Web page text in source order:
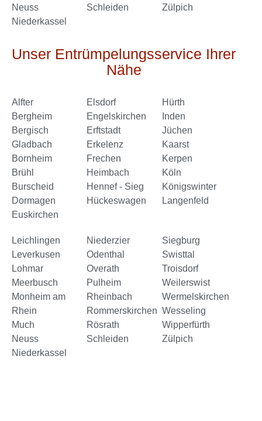
Neuss
Niederkassel
Schleiden
Zülpich
Unser Entrümpelungsservice Ihrer
Nähe
Alfter
Bergheim
Bergisch
Gladbach
Bornheim
Brühl
Burscheid
Dormagen
Euskirchen
Elsdorf
Engelskirchen
Erftstadt
Erkelenz
Frechen
Heimbach
Hennef - Sieg
Hückeswagen
Hürth
Inden
Jüchen
Kaarst
Kerpen
Köln
Königswinter
Langenfeld
Leichlingen
Leverkusen
Lohmar
Meerbusch
Monheim am
Rhein
Much
Neuss
Niederkassel
Niederzier
Odenthal
Overath
Pulheim
Rheinbach
Rommerskirchen
Rösrath
Schleiden
Siegburg
Swisttal
Troisdorf
Weilerswist
Wermelskirchen
Wesseling
Wipperfürth
Zülpich